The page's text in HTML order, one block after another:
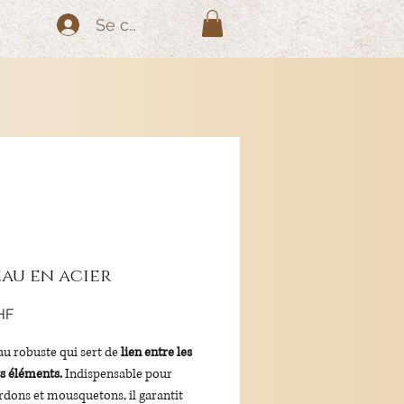
Se connecter
en acier
Prix
robuste qui sert delien entre les
éléments.Indispensable pour
et mousquetons, il garantit